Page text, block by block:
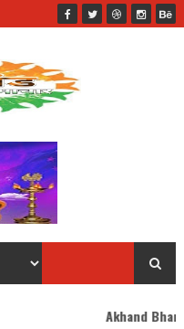
Akhand Bharat welcomes you